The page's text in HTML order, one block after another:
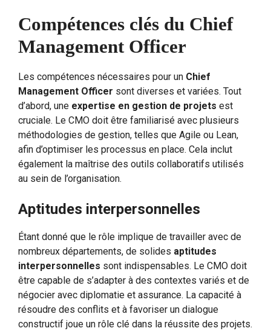
Compétences clés du Chief
Management Officer
Les compétences nécessaires pour un Chief
Management Officer sont diverses et variées. Tout
d’abord, une expertise en gestion de projets est
cruciale. Le CMO doit être familiarisé avec plusieurs
méthodologies de gestion, telles que Agile ou Lean,
afin d’optimiser les processus en place. Cela inclut
également la maîtrise des outils collaboratifs utilisés
au sein de l’organisation.
Aptitudes interpersonnelles
Étant donné que le rôle implique de travailler avec de
nombreux départements, de solides aptitudes
interpersonnelles sont indispensables. Le CMO doit
être capable de s’adapter à des contextes variés et de
négocier avec diplomatie et assurance. La capacité à
résoudre des conflits et à favoriser un dialogue
constructif joue un rôle clé dans la réussite des projets.